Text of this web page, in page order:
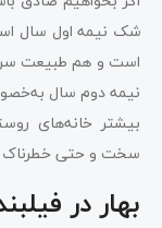
شک نیمه اول سال
است و هم طبیعت
نیمه دوم سال
بیشتر خانه‌های
سخت و حتی خطرناک
بهار در